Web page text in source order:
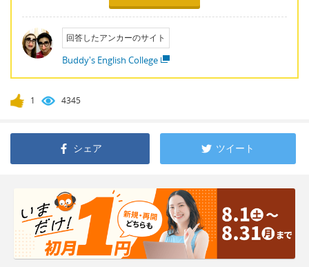
回答したアンカーのサイト
Buddy's English College
1 4345
シェア ツイート